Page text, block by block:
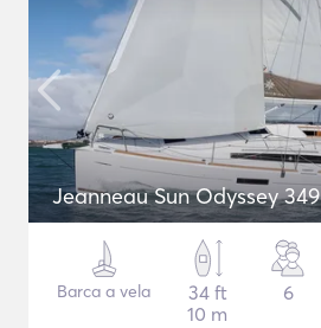
Jeanneau Sun Odyssey 349
Barca a vela
34 ft
10 m
6